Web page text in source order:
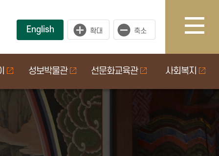
English
성보박물관 선문화교육관 사회복지